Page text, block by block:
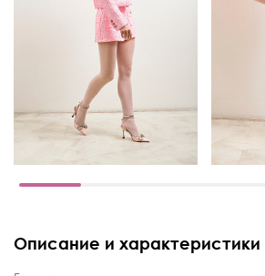
Описание и характеристики